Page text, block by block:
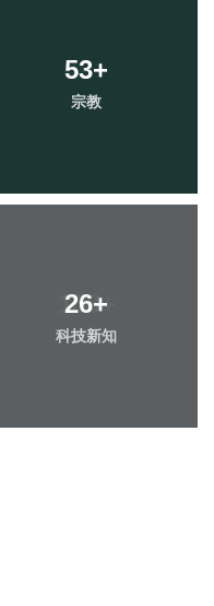
53+
宗教
26+
科技新知